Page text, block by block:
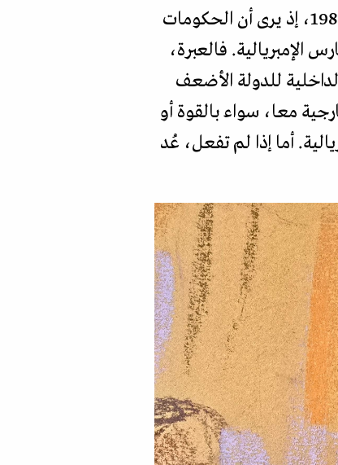
الإقناع ما قدمه مايكل ك. دويل من جامعة كولومبيا في كتابه "إمبراطوريات" الصادر عام 1986، إذ يرى أن الحكومات
الإمبريالية. فالعبرة،
للدولة الأضعف
معا، سواء بالقوة أو
أما إذا لم تفعل، عُد